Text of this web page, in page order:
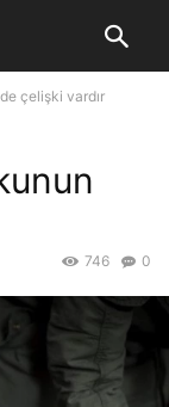
çelişki vardır
0
746